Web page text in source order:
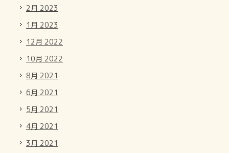
2月 2023
1月 2023
12月 2022
10月 2022
8月 2021
6月 2021
5月 2021
4月 2021
3月 2021